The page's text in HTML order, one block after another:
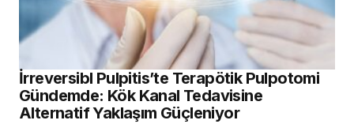
İrreversibl Pulpitis’te Terapötik Pulpotomi
Gündemde: Kök Kanal Tedavisine
Alternatif Yaklaşım Güçleniyor